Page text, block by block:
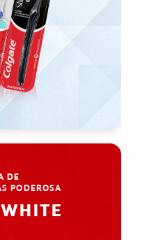
DE
PODEROSA